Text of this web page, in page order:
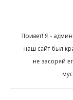
Привет! Я -
наш сайт был
не засоряй